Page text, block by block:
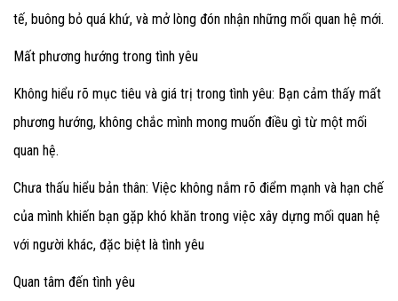
tế, buông bỏ quá khứ, và mở lòng đón nhận những mối quan hệ mới.
Mất phương hướng trong tình yêu
Không hiểu rõ mục tiêu và giá trị trong tình yêu: Bạn cảm thấy mất
phương hướng, không chắc mình mong muốn điều gì từ một mối
quan hệ.
Chưa thấu hiểu bản thân: Việc không nắm rõ điểm mạnh và hạn chế
của mình khiến bạn gặp khó khăn trong việc xây dựng mối quan hệ
với người khác, đặc biệt là tình yêu
Quan tâm đến tình yêu